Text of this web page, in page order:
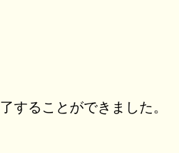
することができました。